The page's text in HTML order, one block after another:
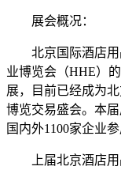
展会概况：
北京国际酒店用
业博览会（HHE）
展，目前已经成为
博览交易盛会。本
国内外1100家企业
上届北京酒店用